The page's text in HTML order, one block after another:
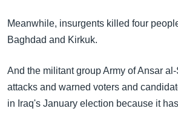
သို့
ကျော်
Meanwhile, insurgents killed four
Baghdad and Kirkuk.
And the militant group Army of Ansar
attacks and warned voters and
in Iraq's January election because it